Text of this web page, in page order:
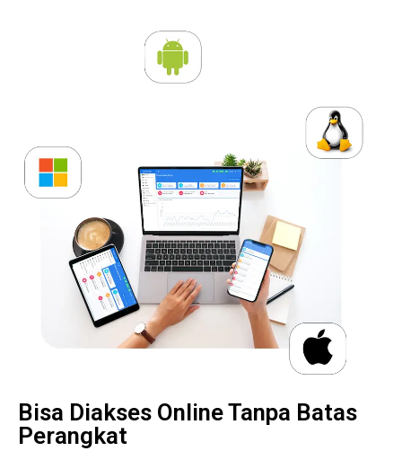
Bisa Diakses Online Tanpa Batas
Perangkat